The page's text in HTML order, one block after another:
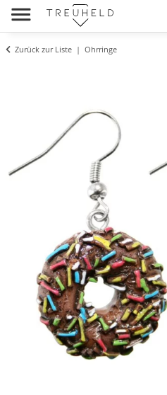
Zurück zur Liste Ohrringe